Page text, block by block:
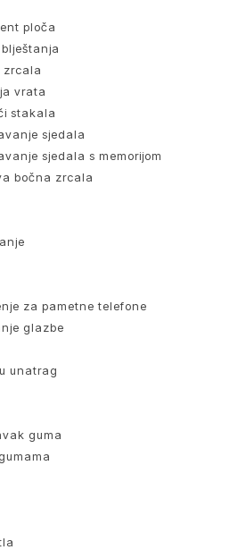
ploča
zrcala
vrata
stakala
sjedala
sjedala s memorijom
bočna zrcala
za pametne telefone
glazbe
unatrag
guma